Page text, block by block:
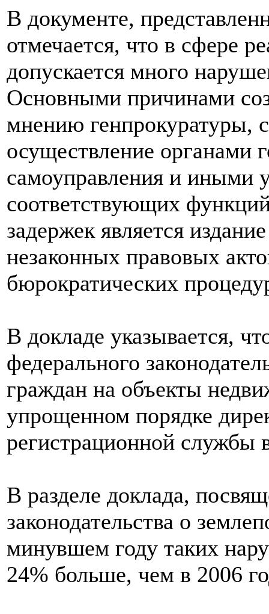
В документе,
отмечается, что в сфере
допускается много
Основными причинами
мнению генпрокуратуры,
осуществление органами
самоуправления и иными
соответствующих
задержек является
незаконных правовых
бюрократических
В докладе указывается,
федерального
граждан на объекты
упрощенном порядке
регистрационной службы
В разделе доклада,
законодательства о
минувшем году таких
24% больше, чем в 2006